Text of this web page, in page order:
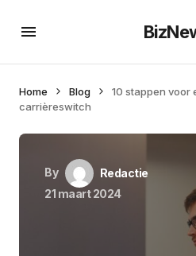
Home Blog
10 stappen voor
carrièreswitch
By
Redactie
21 maart 2024